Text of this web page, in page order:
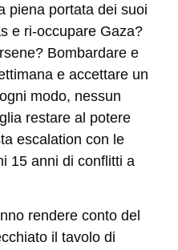
piena portata dei suoi
e ri-occupare Gaza?
Bombardare e
e accettare un
modo, nessun
restare al potere
escalation con le
15 anni di conflitti a
rendere conto del
il tavolo di